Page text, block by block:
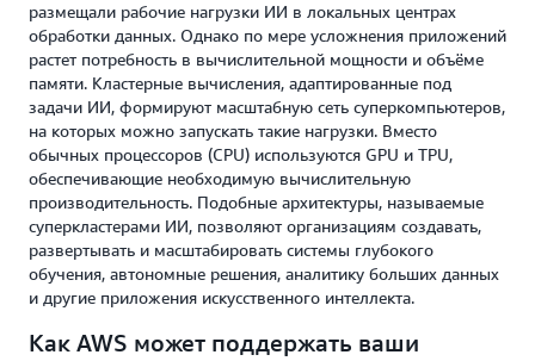
размещали рабочие нагрузки ИИ в локальных центрах
обработки данных. Однако по мере усложнения приложений
растет потребность в вычислительной мощности и объёме
памяти. Кластерные вычисления, адаптированные под
задачи ИИ, формируют масштабную сеть суперкомпьютеров,
на которых можно запускать такие нагрузки. Вместо
обычных процессоров (CPU) используются GPU и TPU,
обеспечивающие необходимую вычислительную
производительность. Подобные архитектуры, называемые
суперкластерами ИИ, позволяют организациям создавать,
развертывать и масштабировать системы глубокого
обучения, автономные решения, аналитику больших данных
и другие приложения искусственного интеллекта.
Как AWS может поддержать ваши